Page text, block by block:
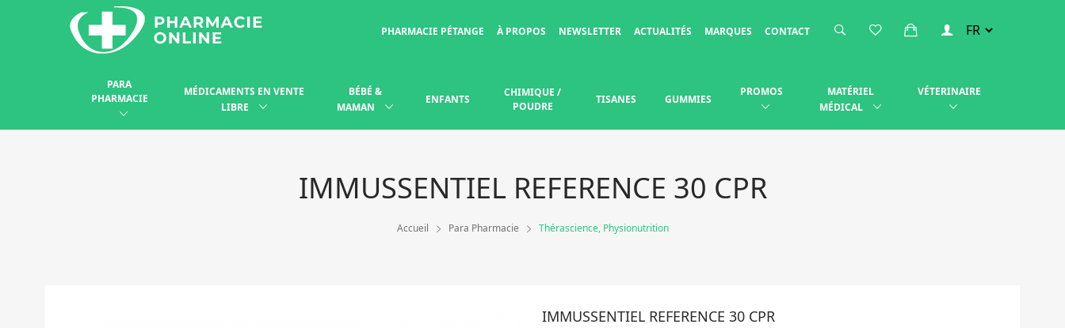
PHARMACIE PÉTANGE À PROPOS NEWSLETTER ACTUALITÉS MARQUES CONTACT
PARA
PHARMACIE
MÉDICAMENTS EN VENTE
LIBRE
BÉBÉ &
MAMAN
ENFANTS
CHIMIQUE /
POUDRE
TISANES GUMMIES
PROMOS
MATÉRIEL
MÉDICAL
VÉTERINAIRE
IMMUSSENTIEL REFERENCE 30 CPR
Accueil Para Pharmacie Thérascience, Physionutrition
IMMUSSENTIEL REFERENCE 30 CPR